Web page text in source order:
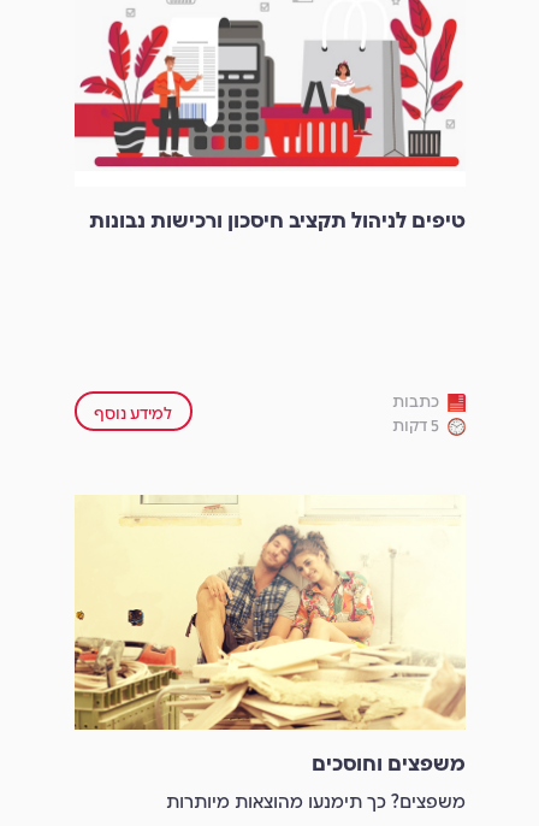
טיפים לניהול תקציב חיסכון ורכישות נבונות
כתבות
5 דקות
למידע נוסף
משפצים וחוסכים
משפצים? כך תימנעו מהוצאות מיותרות